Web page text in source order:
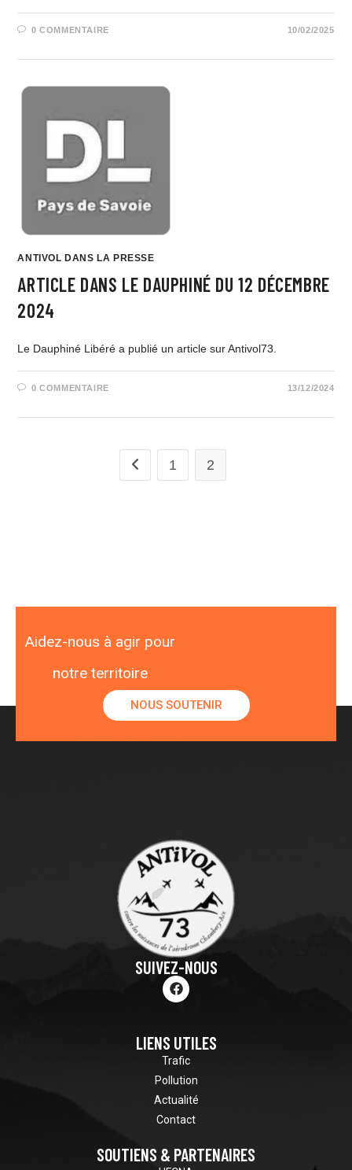
0 COMMENTAIRE 10/02/2025
ANTIVOL DANS LA PRESSE
ARTICLE DANS LE DAUPHINÉ DU 12 DÉCEMBRE
2024
Le Dauphiné Libéré a publié un article sur Antivol73.
0 COMMENTAIRE 13/12/2024
1 2
Aidez-nous à agir pour
notre territoire
NOUS SOUTENIR
SUIVEZ-NOUS
LIENS UTILES
Trafic
Pollution
Actualité
Contact
SOUTIENS & PARTENAIRES